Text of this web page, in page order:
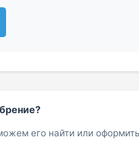
его найти или